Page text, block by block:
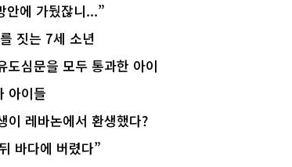
안에 가뒀잖니...”
짓는 7세 소년
도심문을 모두 통과한 아이
아이들
이 레바논에서 환생했다?
바다에 버렸다”